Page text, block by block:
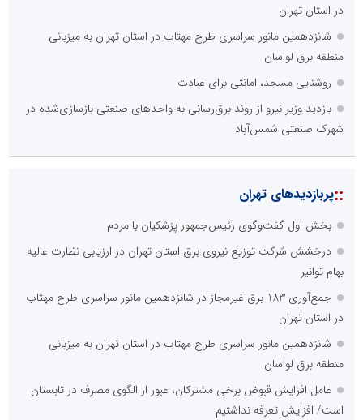
در استان تهران
شانزدهمین مانور سراسری طرح مهتاب در استان تهران به میزبانی
منطقه برق لواسان
روشنایی مسجد، امانتی برای عبادت
بازدید وزیر نیرو از روند برق‌رسانی به واحدهای صنعتی بازسازی‌شده در
شهرک صنعتی شمس‌آباد
::پربازدیدهای تهران
بخش اول گفت‌وگوی رئیس‌جمهور پزشکیان با مردم
درخشش شرکت توزیع نیروی برق استان تهران در ارزیابی نظارت عالیه
بهام توانیر
جمع‌آوری 183 برق غیرمجاز در شانزدهمین مانور سراسری طرح مهتاب
در استان تهران
شانزدهمین مانور سراسری طرح مهتاب در استان تهران به میزبانی
منطقه برق لواسان
عامل افزایش قبوض برخی مشترکان، عبور از الگوی مصرف در تابستان
است/ افزایش تعرفه نداشتیم